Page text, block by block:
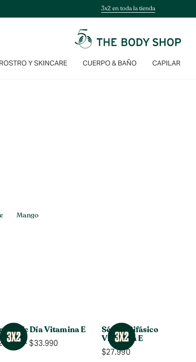
3x2 en toda la tienda
ROSTRO Y SKINCARE CUERPO & BAÑO CAPILAR
Mango
de Día Vitamina E
- $33.990Rango
Sérum Bifásico
Vitamina E
$27.990